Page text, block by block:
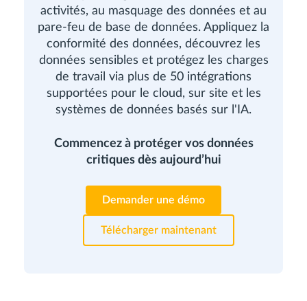
activités, au masquage des données et au
pare-feu de base de données. Appliquez la
conformité des données, découvrez les
données sensibles et protégez les charges
de travail via plus de 50 intégrations
supportées pour le cloud, sur site et les
systèmes de données basés sur l'IA.
Commencez à protéger vos données
critiques dès aujourd’hui
Demander une démo
Télécharger maintenant